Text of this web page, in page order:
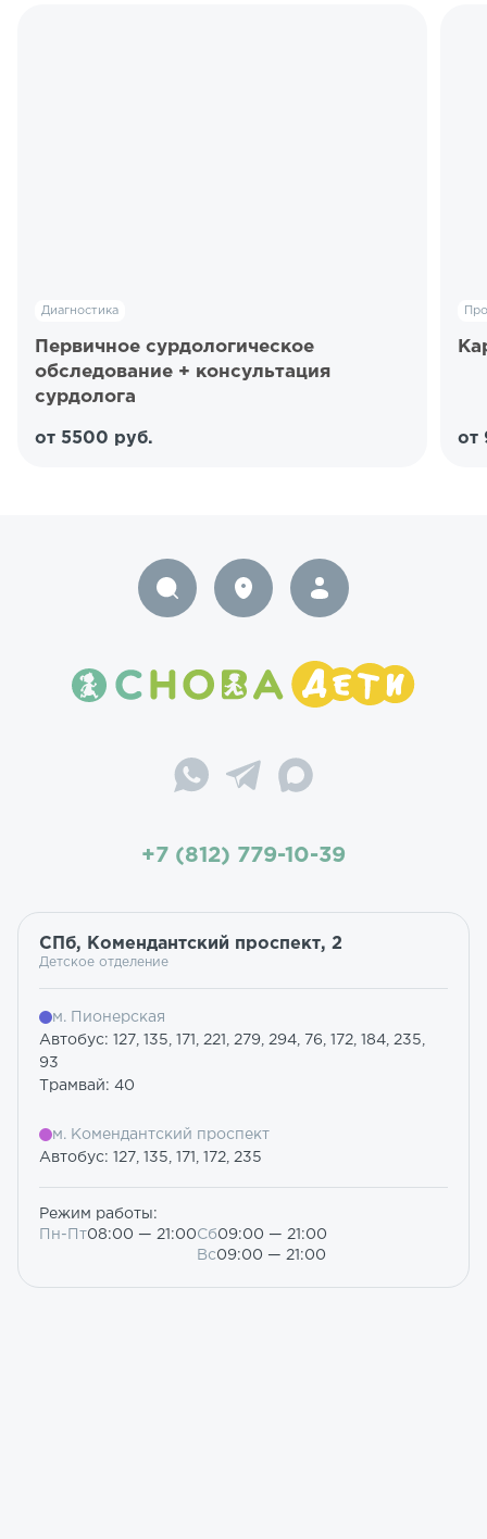
Диагностика
Первичное сурдологическое
обследование + консультация
сурдолога
от 5500 руб. от
+7 (812) 779-10-39
СПб, Комендантский проспект, 2
Детское отделение
м. Пионерская
Автобус: 127, 135, 171, 221, 279, 294, 76, 172, 184, 235,
93
Трамвай: 40
м. Комендантский проспект
Автобус: 127, 135, 171, 172, 235
Режим работы:
Пн-Пт08:00 — 21:00Сб09:00 — 21:00
Вс09:00 — 21:00